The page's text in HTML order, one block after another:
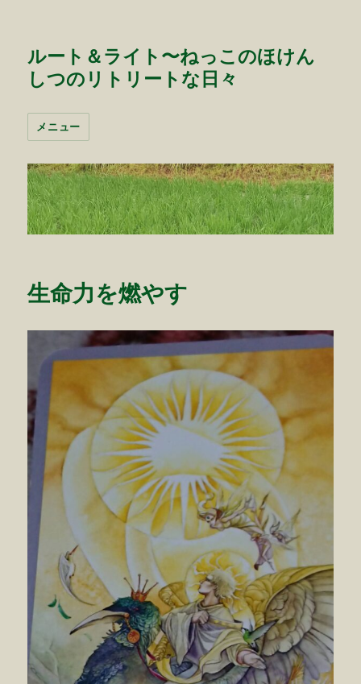
ルート＆ライト〜ねっこのほけん
しつのリトリートな日々
メニュー
生命力を燃やす